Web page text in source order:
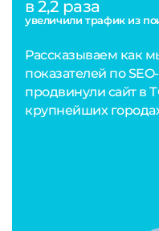
в 2,2 раза
увеличили трафик из
Рассказываем как
показателей по
продвинули сайт в
крупнейших